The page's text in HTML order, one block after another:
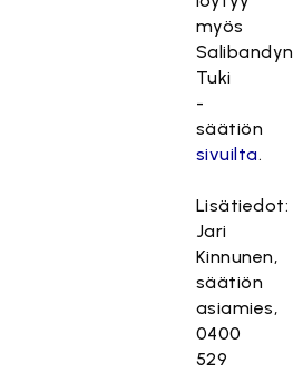
myös
Salibandyn
Tuki
-
säätiön
sivuilta.
Lisätiedot:
Jari
Kinnunen,
säätiön
asiamies,
0400
529